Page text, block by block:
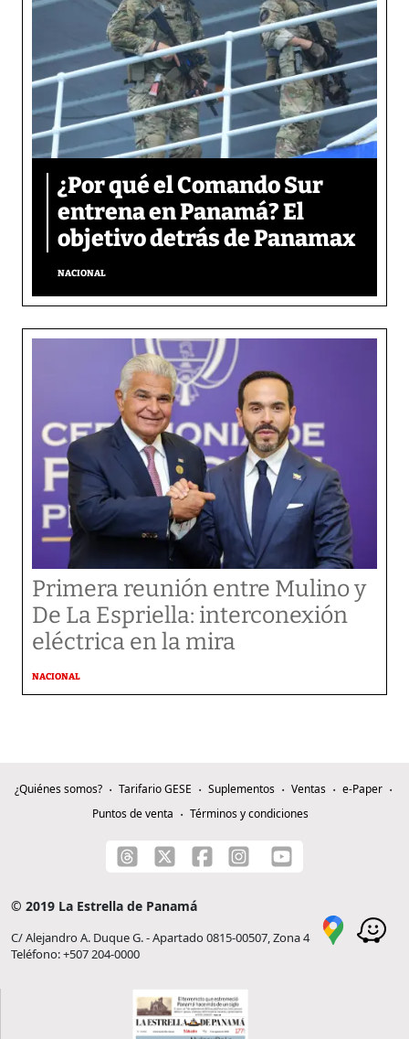
¿Por qué el Comando Sur
entrena en Panamá? El
objetivo detrás de Panamax
NACIONAL
Primera reunión entre Mulino y
De La Espriella: interconexión
eléctrica en la mira
NACIONAL
¿Quiénes somos? Tarifario GESE Suplementos Ventas
e-Paper
Puntos de venta
Términos y condiciones
© 2019 La Estrella de Panamá
C/ Alejandro A. Duque G. - Apartado 0815-00507, Zona 4
Teléfono: +507 204-0000